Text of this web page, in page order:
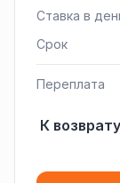
Ставка в
Срок
Переплата
К возврату